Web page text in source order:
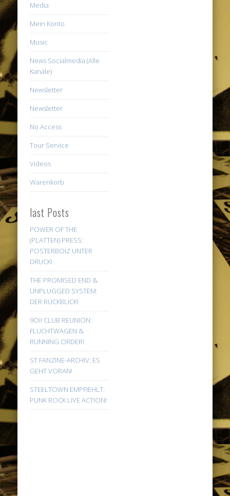
Media
Mein Konto
Music
News Socialmedia (Alle
Kanäle)
Newsletter
Newsletter
No Access
Tour Service
Videos
Warenkorb
last Posts
POWER OF THE
(PLATTEN) PRESS:
POSTERBOIZ UNTER
DRUCK!
THE PROMISED END &
UNPLUGGED SYSTEM:
DER RÜCKBLICK!
9Oi! CLUB REUNION:
FLUCHTWAGEN &
RUNNING ORDER!
ST FANZINE-ARCHIV: ES
GEHT VORAN!
STEELTOWN EMPFIEHLT:
PUNK ROCK LIVE ACTION!